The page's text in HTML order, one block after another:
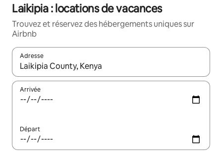
Laikipia : locations de vacances
Trouvez et réservez des hébergements uniques sur
Airbnb
Adresse
Lorsque les résultats s'affichent, utilisez les flèches vers le
Arrivée
Départ